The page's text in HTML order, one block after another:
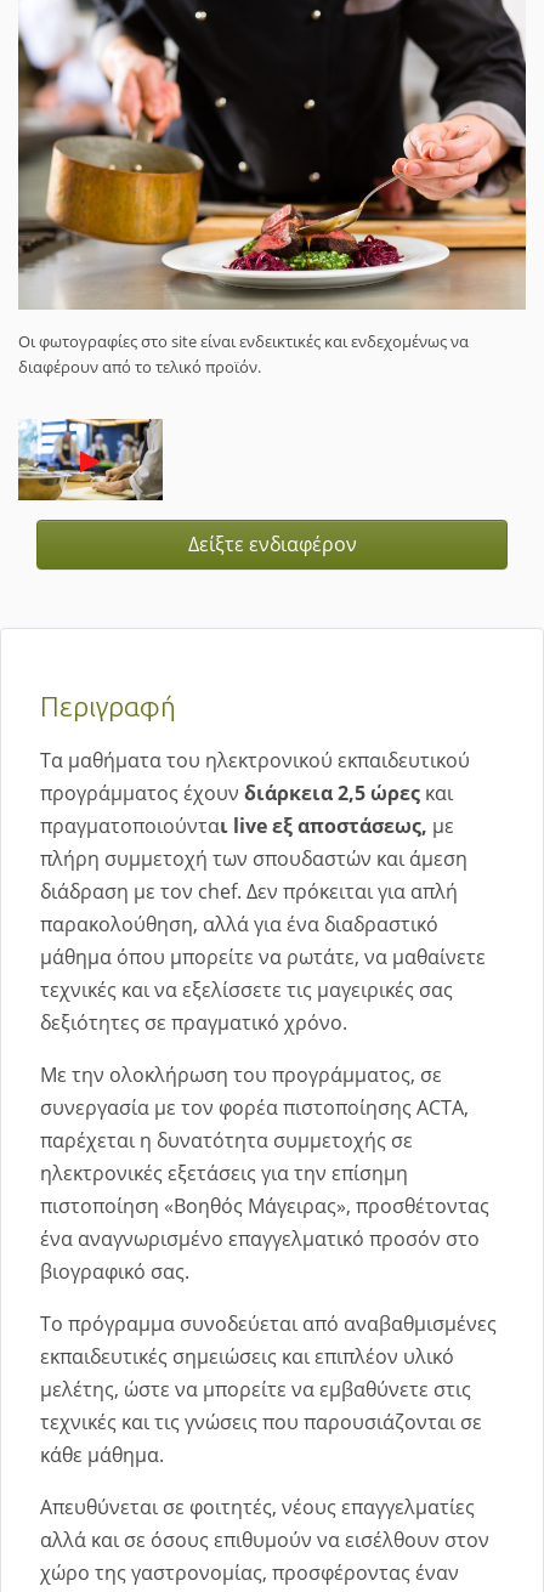
Οι φωτογραφίες στο site είναι ενδεικτικές και ενδεχομένως να
διαφέρουν από το τελικό προϊόν.
Δείξτε ενδιαφέρον
Περιγραφή
Τα μαθήματα του ηλεκτρονικού εκπαιδευτικού
προγράμματος έχουν διάρκεια 2,5 ώρες και
πραγματοποιούνται live εξ αποστάσεως, με
πλήρη συμμετοχή των σπουδαστών και άμεση
διάδραση με τον chef. Δεν πρόκειται για απλή
παρακολούθηση, αλλά για ένα διαδραστικό
μάθημα όπου μπορείτε να ρωτάτε, να μαθαίνετε
τεχνικές και να εξελίσσετε τις μαγειρικές σας
δεξιότητες σε πραγματικό χρόνο.
Με την ολοκλήρωση του προγράμματος, σε
συνεργασία με τον φορέα πιστοποίησης ACTA,
παρέχεται η δυνατότητα συμμετοχής σε
ηλεκτρονικές εξετάσεις για την επίσημη
πιστοποίηση «Βοηθός Μάγειρας», προσθέτοντας
ένα αναγνωρισμένο επαγγελματικό προσόν στο
βιογραφικό σας.
Το πρόγραμμα συνοδεύεται από αναβαθμισμένες
εκπαιδευτικές σημειώσεις και επιπλέον υλικό
μελέτης, ώστε να μπορείτε να εμβαθύνετε στις
τεχνικές και τις γνώσεις που παρουσιάζονται σε
κάθε μάθημα.
Απευθύνεται σε φοιτητές, νέους επαγγελματίες
αλλά και σε όσους επιθυμούν να εισέλθουν στον
χώρο της γαστρονομίας, προσφέροντας έναν